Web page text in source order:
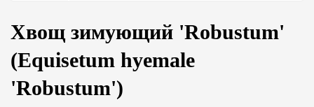
Хвощ зимующий 'Robustum'
(Equisetum hyemale
'Robustum')